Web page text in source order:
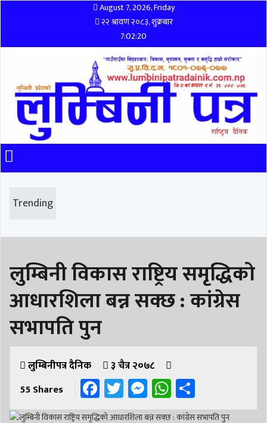
August 7, 2026, Friday
२२ श्रावण २०८३, शुक्रबार
7:02:20
Trending
लुम्बिनी विकास राष्ट्रिय समृद्धिको
आधारशिला बन्न सक्छ : कांग्रेस
सभापति पुन
लुम्बिनीपत्र दैनिक
३ चैत्र २०७८
55Shares Facebook
Twitter
Messenger
WhatsApp